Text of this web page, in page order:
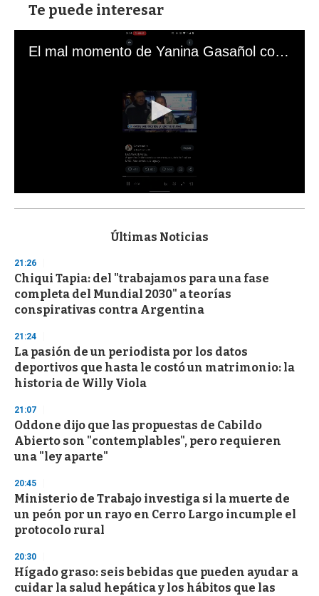
Te puede interesar
El mal momento de Yanina Gasañol con un hincha argentino en "Subrayado"
s
d
s
o
f
3
s
e
c
o
n
Últimas Noticias
21:26
Chiqui Tapia: del "trabajamos para una fase
completa del Mundial 2030" a teorías
conspirativas contra Argentina
21:24
La pasión de un periodista por los datos
deportivos que hasta le costó un matrimonio: la
historia de Willy Viola
21:07
Oddone dijo que las propuestas de Cabildo
Abierto son "contemplables", pero requieren
una "ley aparte"
20:45
Ministerio de Trabajo investiga si la muerte de
un peón por un rayo en Cerro Largo incumple el
protocolo rural
20:30
Hígado graso: seis bebidas que pueden ayudar a
cuidar la salud hepática y los hábitos que las